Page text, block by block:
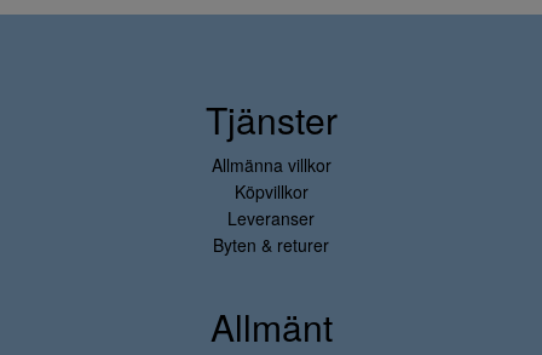
Tjänster
Allmänna villkor
Köpvillkor
Leveranser
Byten & returer
Allmänt